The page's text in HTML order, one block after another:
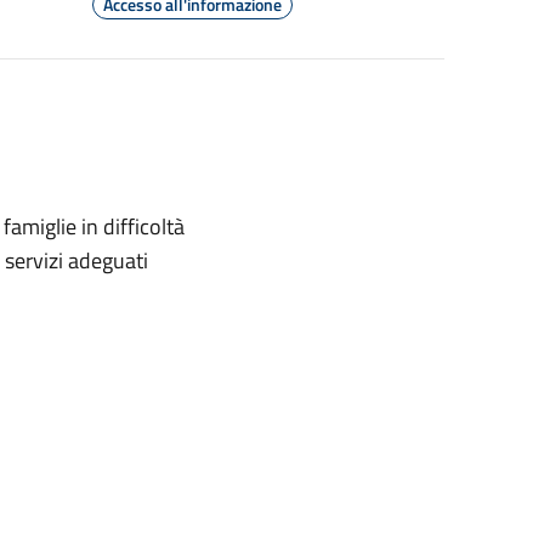
famiglie in difficoltà
adeguati